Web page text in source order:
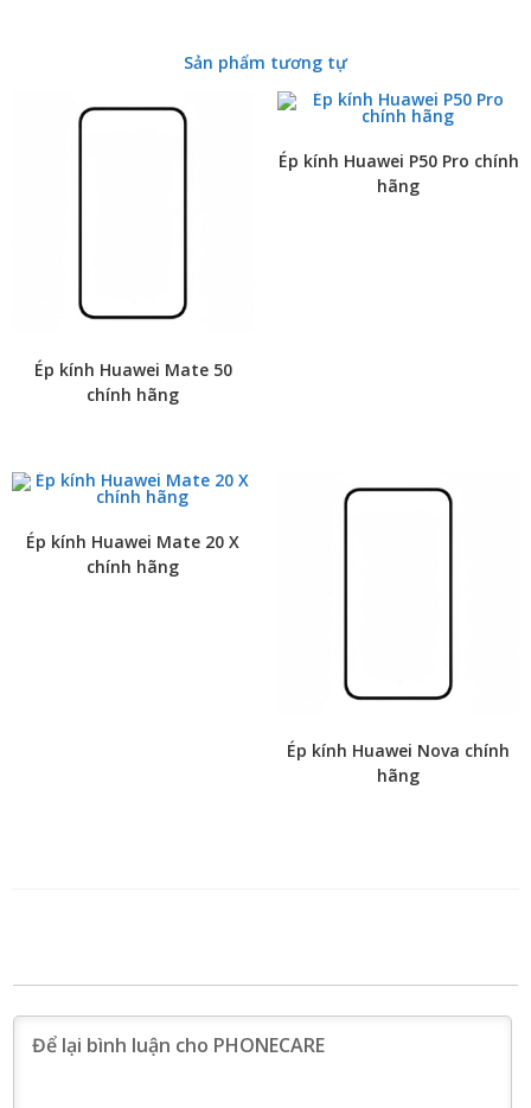
Sản phẩm tương tự
Ép kính Huawei Mate 50
chính hãng
Ép kính Huawei P50 Pro chính
hãng
Ép kính Huawei Mate 20 X
chính hãng
Ép kính Huawei Nova chính
hãng